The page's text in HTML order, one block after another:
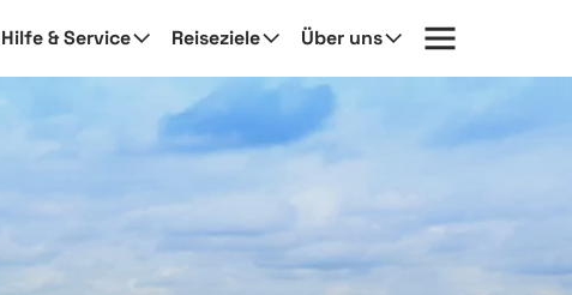
Hilfe & Service Reiseziele Über uns